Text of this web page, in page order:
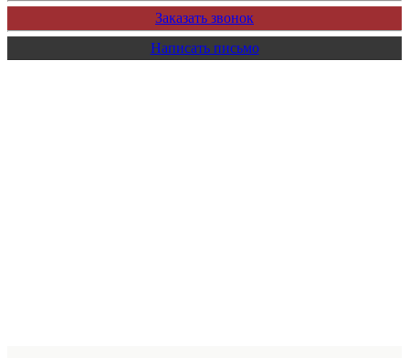
Заказать звонок
Написать письмо